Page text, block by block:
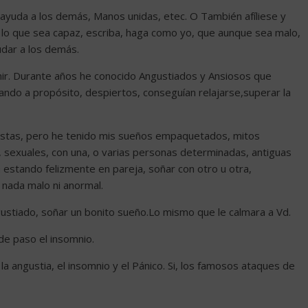
a los demás, Manos unidas, etec. O También afíliese y
que sea capaz, escriba, haga como yo, que aunque sea malo,
a los demás.
Durante años he conocido Angustiados y Ansiosos que
a propósito, despiertos, conseguían relajarse,superar la
pero he tenido mis sueños empaquetados, mitos
con una, o varias personas determinadas, antiguas
felizmente en pareja, soñar con otro u otra,
malo ni anormal.
soñar un bonito sueño.Lo mismo que le calmara a Vd.
paso el insomnio.
angustia, el insomnio y el Pánico. Si, los famosos ataques de